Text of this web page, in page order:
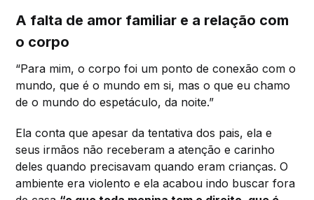
A falta de amor familiar e a relação com
o corpo
“Para mim, o corpo foi um ponto de conexão com o
mundo, que é o mundo em si, mas o que eu chamo
de o mundo do espetáculo, da noite.”
Ela conta que apesar da tentativa dos pais, ela e
seus irmãos não receberam a atenção e carinho
deles quando precisavam quando eram crianças. O
ambiente era violento e ela acabou indo buscar fora